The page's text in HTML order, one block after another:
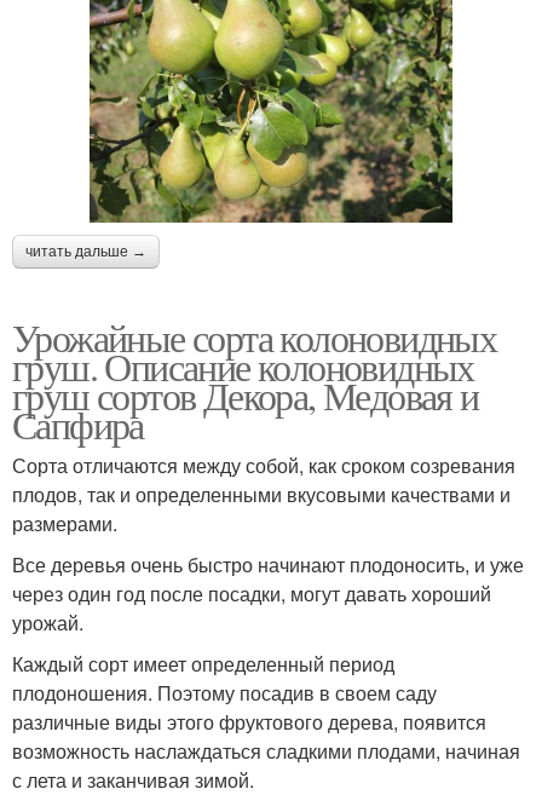
читать дальше →
Урожайные сорта колоновидных
груш. Описание колоновидных
груш сортов Декора, Медовая и
Сапфира
Сорта отличаются между собой, как сроком созревания
плодов, так и определенными вкусовыми качествами и
размерами.
Все деревья очень быстро начинают плодоносить, и уже
через один год после посадки, могут давать хороший
урожай.
Каждый сорт имеет определенный период
плодоношения. Поэтому посадив в своем саду
различные виды этого фруктового дерева, появится
возможность наслаждаться сладкими плодами, начиная
с лета и заканчивая зимой.